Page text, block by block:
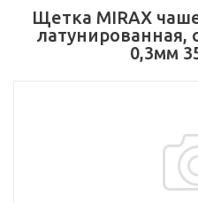
Щетка MIRAX
латунированная,
0,3мм